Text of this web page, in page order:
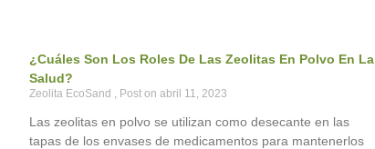
¿Cuáles Son Los Roles De Las Zeolitas En Polvo En La
Salud?
Zeolita EcoSand abril 11, 2023
Las zeolitas en polvo se utilizan como desecante en las
tapas de los envases de medicamentos para mantenerlos